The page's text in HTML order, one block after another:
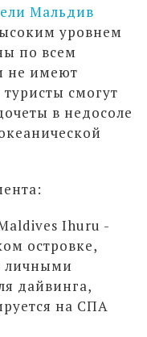
Мальдив
уровнем
по всем
не имеют
смогут
в недосоле
Ihuru -
островке,
личными
дайвинга,
на СПА